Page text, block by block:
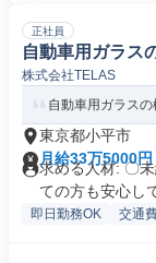
正社員
自動車用ガラス
株式会社TELAS
自動車用ガラス
東京都小平市
月給33万5000
求める人材: 〇
ての方も安心し
即日勤務OK 交通